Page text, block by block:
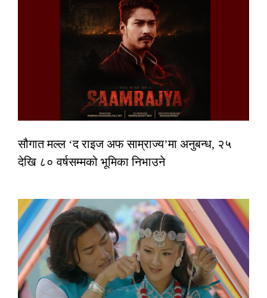
सौगात मल्ल ‘द राइज अफ साम्राज्य’मा अनुबन्ध, २५
देखि ८० वर्षसम्मको भूमिका निभाउने